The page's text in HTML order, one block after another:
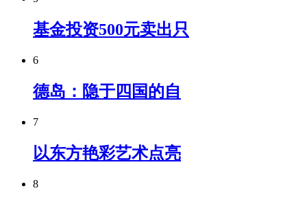
基金投资500元卖出只
6
德岛：隐于四国的自
7
以东方艳彩艺术点亮
8